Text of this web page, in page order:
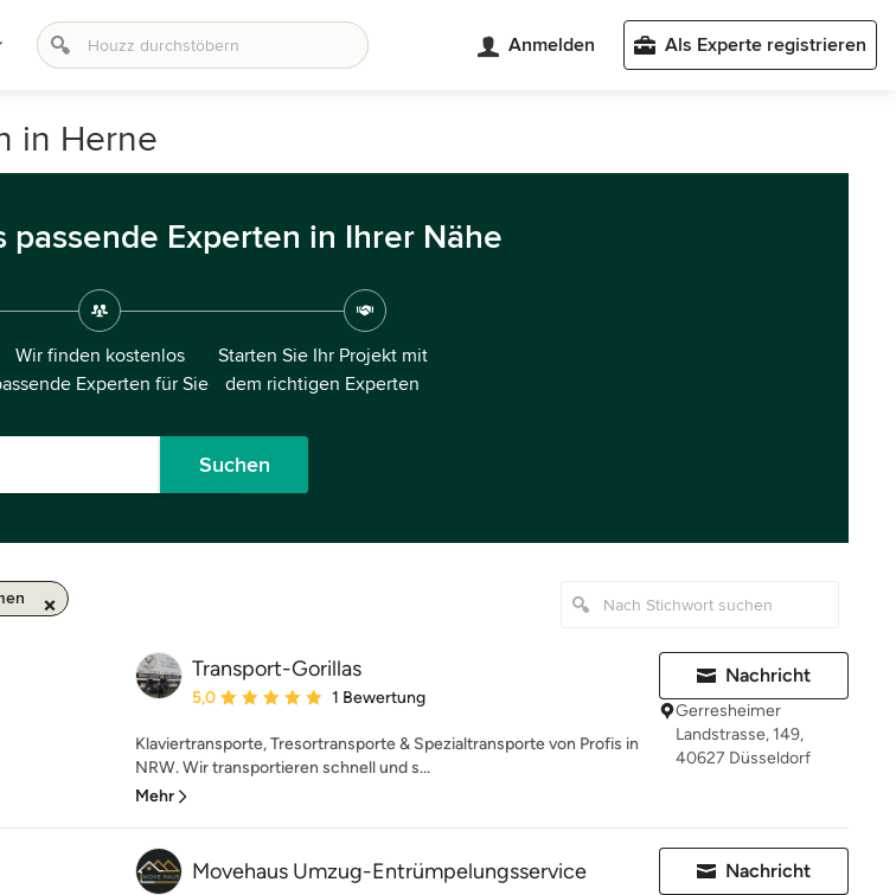
Anmelden Als Experte registrieren
in Herne
passende Experten in Ihrer Nähe
Wir finden kostenlos
Experten für Sie
Starten Sie Ihr Projekt mit
dem richtigen Experten
Suchen
Transport-Gorillas
Durchschnittliche Bewertung: 5 von 5 Sternen
5,0 1 Bewertung
Klaviertransporte, Tresortransporte & Spezialtransporte von Profis in
NRW. Wir transportieren schnell und s...
Mehr
Nachricht
Gerresheimer
Landstrasse, 149,
40627 Düsseldorf
Movehaus Umzug-Entrümpelungsservice Nachricht